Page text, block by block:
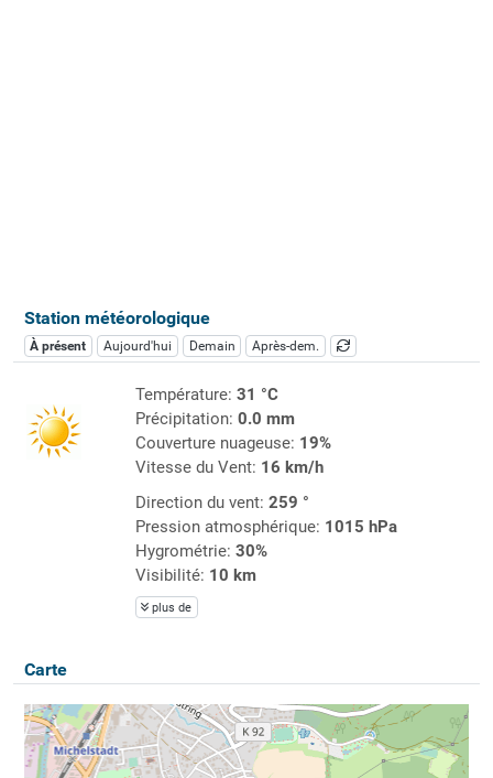
Station météorologique
À présent Aujourd'hui Demain Après-dem.
Température: 31 °C
Précipitation: 0.0 mm
Couverture nuageuse: 19%
Vitesse du Vent: 16 km/h
Direction du vent: 259 °
Pression atmosphérique: 1015 hPa
Hygrométrie: 30%
Visibilité: 10 km
plus de
Carte